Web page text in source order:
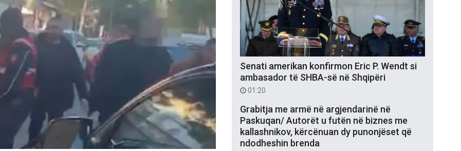
Senati amerikan konfirmon Eric P. Wendt si
ambasador të SHBA-së në Shqipëri
01:20
Grabitja me armë në argjendarinë në
Paskuqan/ Autorët u futën në biznes me
kallashnikov, kërcënuan dy punonjëset që
ndodheshin brenda